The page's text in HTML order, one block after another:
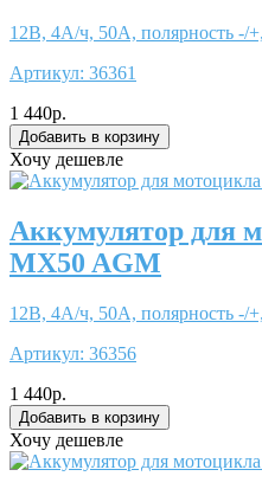
12В, 4А/ч, 50А, полярность -/
Артикул: 36361
1 440р.
Хочу дешевле
Аккумулятор для
MX50 AGM
12В, 4А/ч, 50А, полярность -/
Артикул: 36356
1 440р.
Хочу дешевле